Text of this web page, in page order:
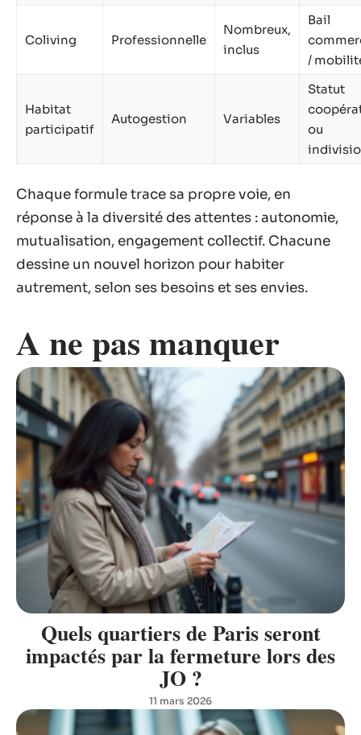
Coliving Professionnelle
Nombreux,
inclus
Bail
/
Habitat
participatif
Autogestion Variables
Statut
ou
Chaque formule trace sa propre voie, en
réponse à la diversité des attentes : autonomie,
mutualisation, engagement collectif. Chacune
dessine un nouvel horizon pour habiter
autrement, selon ses besoins et ses envies.
A ne pas manquer
Quels quartiers de Paris seront
impactés par la fermeture lors des
JO ?
11 mars 2026